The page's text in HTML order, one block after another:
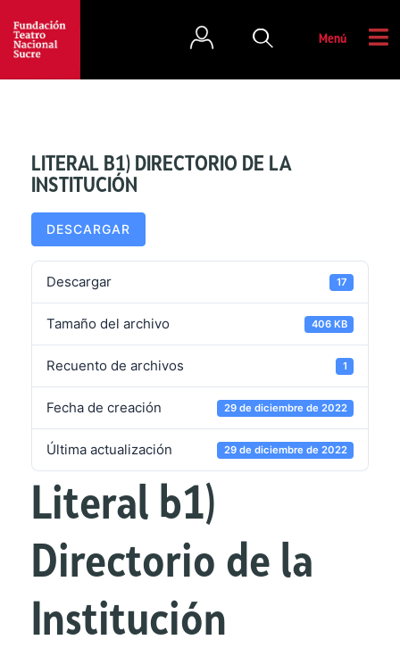
Menú
LITERAL B1) DIRECTORIO DE LA
INSTITUCIÓN
DESCARGAR
Descargar 17
Tamaño del archivo 406 KB
Recuento de archivos 1
Fecha de creación 29 de diciembre de 2022
Última actualización 29 de diciembre de 2022
Literal b1)
Directorio de la
Institución